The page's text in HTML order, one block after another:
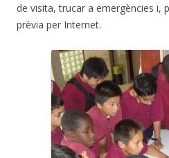
de visita, trucar a emergències i,
prèvia per Internet.